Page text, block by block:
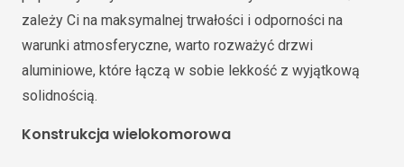
zależy Ci na maksymalnej trwałości i odporności na
warunki atmosferyczne, warto rozważyć drzwi
aluminiowe, które łączą w sobie lekkość z wyjątkową
solidnością.
Konstrukcja wielokomorowa